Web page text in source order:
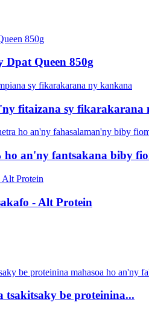
Queen 850g
fitaizana sy fikarakarana
an'ny fantsakana biby
- Alt Protein
be proteinina...